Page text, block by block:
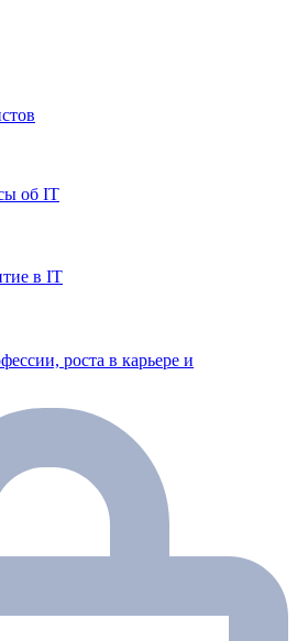
об IT
в IT
роста в карьере и